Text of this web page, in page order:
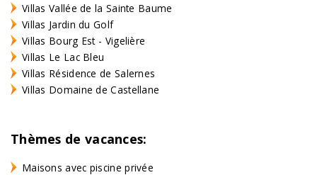
Villas Vallée de la Sainte Baume
Villas Jardin du Golf
Villas Bourg Est - Vigelière
Villas Le Lac Bleu
Villas Résidence de Salernes
Villas Domaine de Castellane
Thèmes de vacances:
Maisons avec piscine privée